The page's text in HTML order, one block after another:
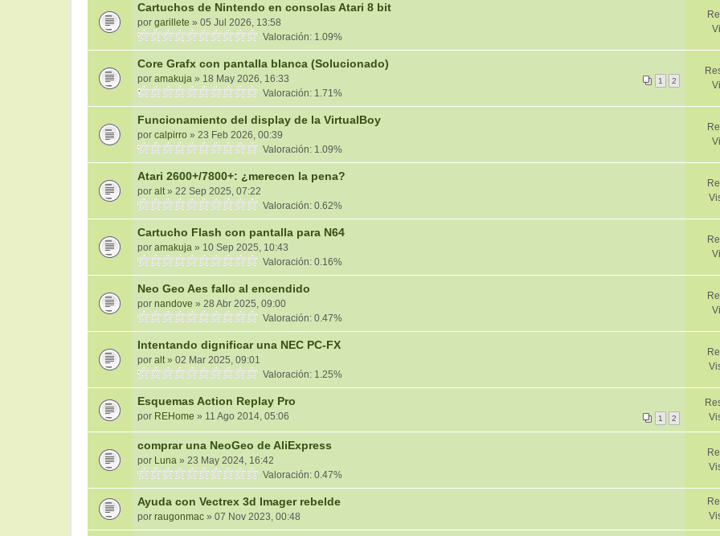
Cartuchos de Nintendo en consolas Atari 8 bit
por garillete » 05 Jul 2026, 13:58
Valoración: 1.09%
Core Grafx con pantalla blanca (Solucionado)
1 2
por amakuja » 18 May 2026, 16:33
Valoración: 1.71%
Funcionamiento del display de la VirtualBoy
por calpirro » 23 Feb 2026, 00:39
Valoración: 1.09%
Atari 2600+/7800+: ¿merecen la pena?
por alt» 22 Sep 2025, 07:22
Valoración: 0.62%
Cartucho Flash con pantalla para N64
por amakuja » 10 Sep 2025, 10:43
Valoración: 0.16%
Neo Geo Aes fallo al encendido
por nandove » 28 Abr 2025, 09:00
Valoración: 0.47%
Intentando dignificar una NEC PC-FX
por alt» 02 Mar 2025, 09:01
Valoración: 1.25%
Esquemas Action Replay Pro
1 2
por REHome » 11 Ago 2014, 05:06
comprar una NeoGeo de AliExpress
por Luna » 23 May 2024, 16:42
Valoración: 0.47%
Ayuda con Vectrex 3d Imager rebelde
por raugonmac » 07 Nov 2023, 00:48